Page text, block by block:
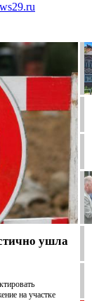
ушла
на участке